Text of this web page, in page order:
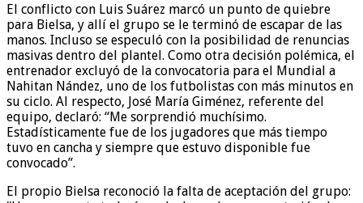
El conflicto con Luis Suárez marcó un punto de quiebre
para Bielsa, y allí el grupo se le terminó de escapar de las
manos. Incluso se especuló con la posibilidad de renuncias
masivas dentro del plantel. Como otra decisión polémica, el
entrenador excluyó de la convocatoria para el Mundial a
Nahitan Nández, uno de los futbolistas con más minutos en
su ciclo. Al respecto, José María Giménez, referente del
equipo, declaró: “Me sorprendió muchísimo.
Estadísticamente fue de los jugadores que más tiempo
tuvo en cancha y siempre que estuvo disponible fue
convocado”.
El propio Bielsa reconoció la falta de aceptación del grupo: